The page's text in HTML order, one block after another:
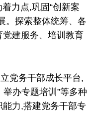
力点,巩固“创新案
。探索整体统筹、各
建服务、培训教育
党务干部成长平台,
办专题培训”等多种
能力,搭建党务干部专